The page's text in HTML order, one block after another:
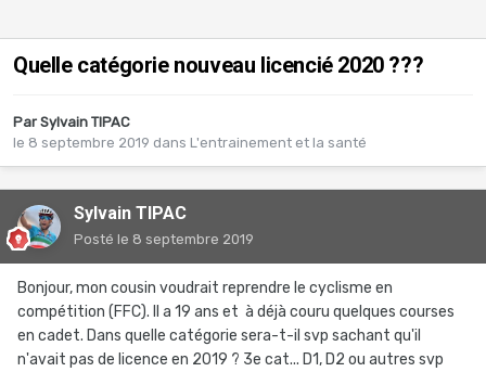
Quelle catégorie nouveau licencié 2020 ???
Par Sylvain TIPAC
le 8 septembre 2019 dans L'entrainement et la santé
Sylvain TIPAC
Posté le 8 septembre 2019
Bonjour, mon cousin voudrait reprendre le cyclisme en
compétition (FFC). Il a 19 ans et à déjà couru quelques courses
en cadet. Dans quelle catégorie sera-t-il svp sachant qu'il
n'avait pas de licence en 2019 ? 3e cat... D1, D2 ou autres svp